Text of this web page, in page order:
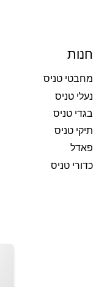
חנות
מחבטי טניס
נעלי טניס
בגדי טניס
תיקי טניס
פאדל
כדורי טניס